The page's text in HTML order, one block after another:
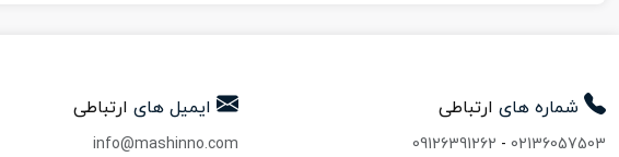
شماره های ارتباطی
02136057503
-
09126391262
ایمیل های ارتباطی
info@mashinno.com